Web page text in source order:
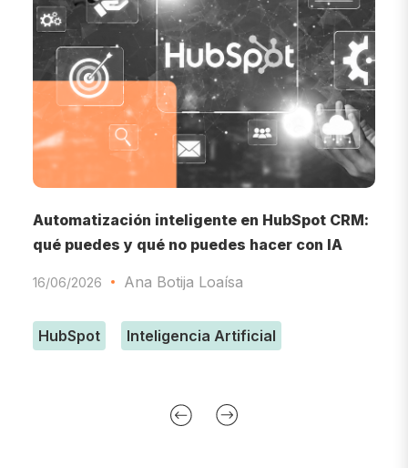
Automatización inteligente en HubSpot CRM:
qué puedes y qué no puedes hacer con IA
16/06/2026 Ana Botija Loaísa
HubSpot Inteligencia Artificial